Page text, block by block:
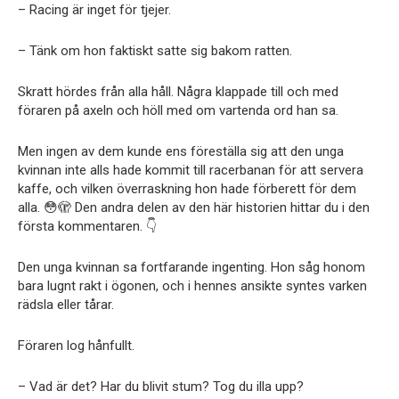
– Racing är inget för tjejer.
– Tänk om hon faktiskt satte sig bakom ratten.
Skratt hördes från alla håll. Några klappade till och med
föraren på axeln och höll med om vartenda ord han sa.
Men ingen av dem kunde ens föreställa sig att den unga
kvinnan inte alls hade kommit till racerbanan för att servera
kaffe, och vilken överraskning hon hade förberett för dem
alla. 😳🫣 Den andra delen av den här historien hittar du i den
första kommentaren. 👇
Den unga kvinnan sa fortfarande ingenting. Hon såg honom
bara lugnt rakt i ögonen, och i hennes ansikte syntes varken
rädsla eller tårar.
Föraren log hånfullt.
– Vad är det? Har du blivit stum? Tog du illa upp?